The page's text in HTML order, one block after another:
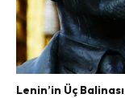
Lenin’in Üç Balinası